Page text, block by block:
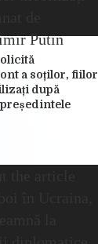
a soților, fiilor
după